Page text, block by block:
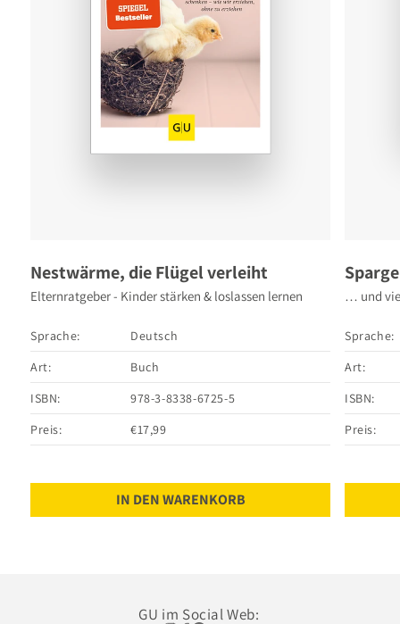
Nestwärme, die Flügel verleiht
Elternratgeber - Kinder stärken & loslassen lernen
Sprache:
Deutsch
Art:
Buch
ISBN:
978-3-8338-6725-5
Preis:
€17,99
IN DEN WARENKORB
… und
Sprache:
Art:
ISBN:
Preis:
GU im Social Web: